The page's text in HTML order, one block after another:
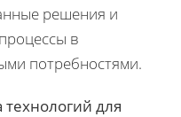
решения и
в
потребностями.
для